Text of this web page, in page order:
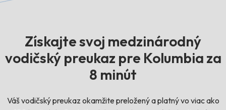
Získajte svoj medzinárodný
vodičský preukaz pre Kolumbia za
8 minút
Váš vodičský preukaz okamžite preložený a platný vo viac ako